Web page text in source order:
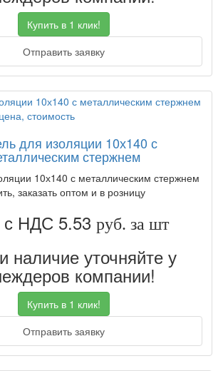
Купить в 1 клик!
Отправить заявку
для изоляции 10х140 с
стержнем
10х140 с металлическим стержнем
заказать оптом и в розницу
НДС 5.53 руб. за шт
наличие уточняйте у
компании!
Купить в 1 клик!
Отправить заявку